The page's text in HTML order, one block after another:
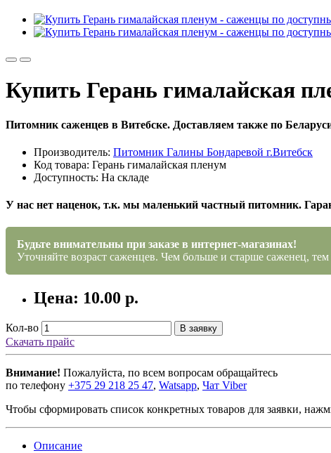
Купить Герань гималайская
Питомник саженцев в Витебске. Доставляем также по
Производитель: Питомник Галины Бондаревой г.Витебск
Код товара: Герань гималайская пленум
Доступность: На складе
У нас нет наценок, т.к. мы маленький частный питомник.
Будьте внимательны при заказе в интернет-магазинах!
Уточняйте возраст саженцев. Чем больше и старше саженец,
Цена: 10.00 р.
Кол-во В заявку
Скачать прайс
Внимание! Пожалуйста, по всем вопросам обращайтесь
по телефону +375 29 218 25 47, Watsapp, Чат Viber
Чтобы сформировать список конкретных товаров для заявки,
Описание